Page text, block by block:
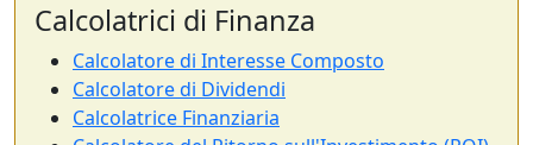
Calcolatrici di Finanza
Calcolatore di Interesse Composto
Calcolatore di Dividendi
Calcolatrice Finanziaria